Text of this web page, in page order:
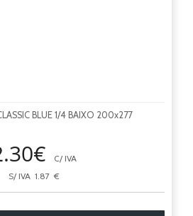
BLUE 1/4 BAIXO 200x277
C/ IVA
S/ IVA 1.87 €